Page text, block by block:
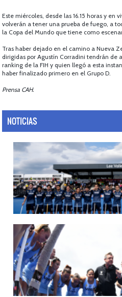
Este miércoles, desde las 16.15 horas y en
volverán a tener una prueba de fuego, a
la Copa del Mundo que tiene como
Tras haber dejado en el camino a Nueva
dirigidas por Agustín Corradini tendrán de
ranking de la FIH y quien llegó a esta
haber finalizado primero en el Grupo D.
Prensa CAH.
NOTICIAS
14/07/2026
MUNDIAL 2026: LOS LEONES CONVOCADOS
Del 15 al 30 de agosto disputarán el
LEER MÁS